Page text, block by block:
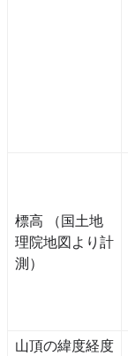
標高 （国土地
理院地図より計
測）
山頂の緯度経度